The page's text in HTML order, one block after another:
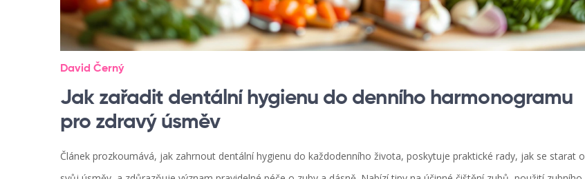
David Černý
Jak zařadit dentální hygienu do denního harmonogramu
pro zdravý úsměv
Článek prozkoumává, jak zahrnout dentální hygienu do každodenního života, poskytuje praktické rady, jak se starat o